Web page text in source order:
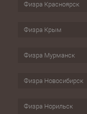
Физра Красноярск
Физра Крым
Физра Мурманск
Физра Новосибирск
Физра Норильск